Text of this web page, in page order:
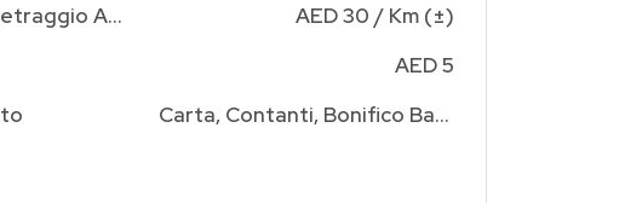
Addebito Chilometraggio Aggiuntivo
AED 30 / Km (±)
AED 5
Carta, Contanti, Bonifico Bancario